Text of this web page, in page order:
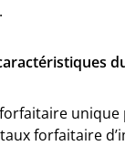
forfaitaire